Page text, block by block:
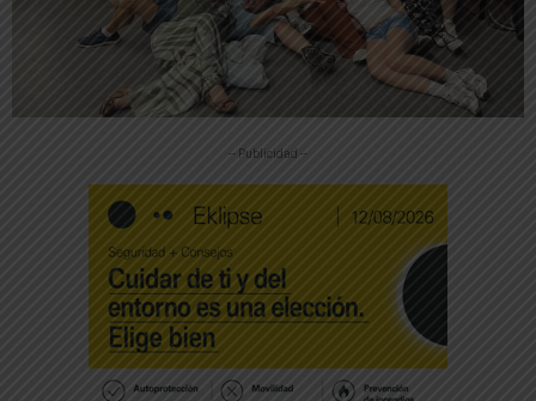
-- Publicidad --